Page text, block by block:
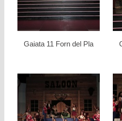
Gaiata 11 Forn del Pla